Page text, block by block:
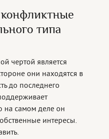
типа
чертой является
они находятся в
до последнего
на самом деле он
интересы.